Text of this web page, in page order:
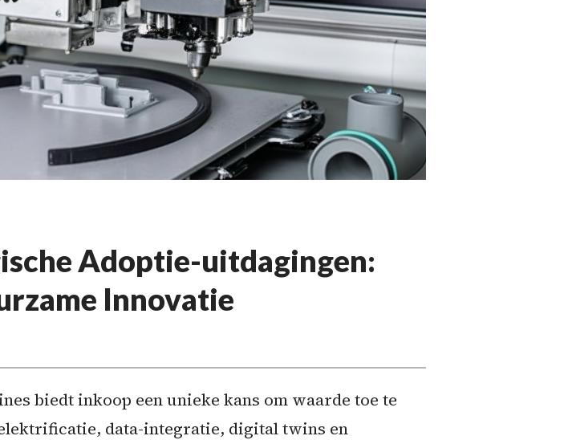
Adoptie-uitdagingen:
Innovatie
biedt inkoop een unieke kans om waarde toe te
data-integratie, digital twins en